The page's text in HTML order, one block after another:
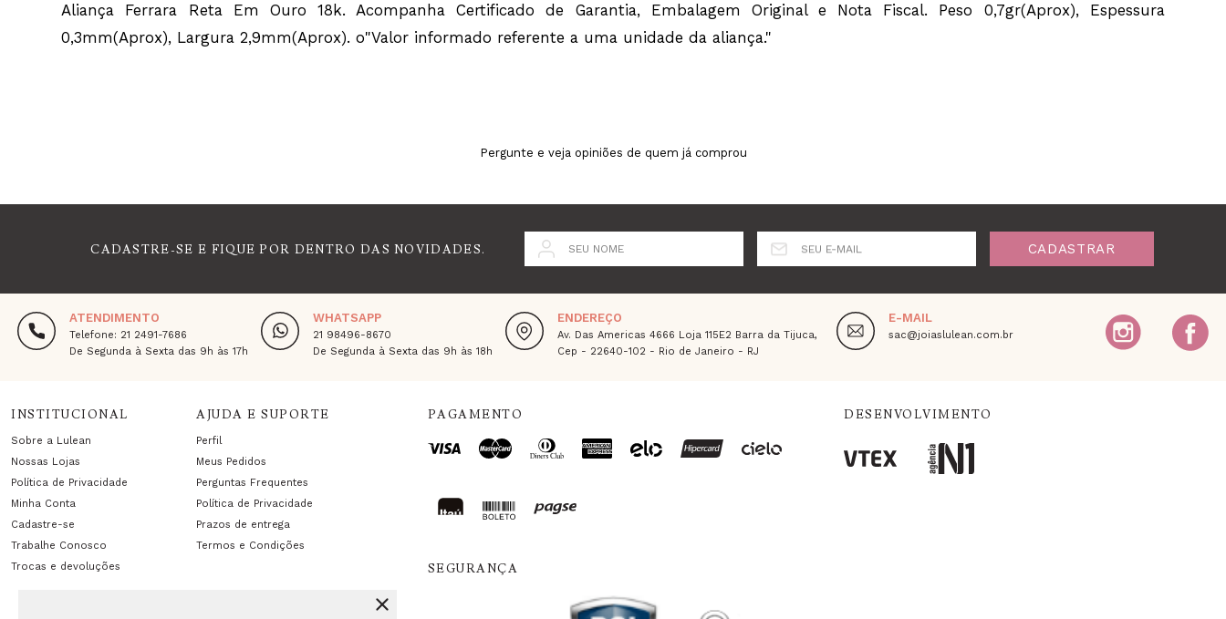
Aliança Ferrara Reta Em Ouro 18k. Acompanha Certificado de Garantia, Embalagem Original e Nota Fiscal. Peso 0,7gr(Aprox), Espessura
0,3mm(Aprox), Largura 2,9mm(Aprox). o"Valor informado referente a uma unidade da aliança."
Pergunte e veja opiniões de quem já comprou
CADASTRE-SE E FIQUE POR DENTRO DAS NOVIDADES. SEU NOME SEU E-MAIL CADASTRAR
ATENDIMENTO
Telefone: 21 2491-7686
De Segunda à Sexta das 9h às 17h
WHATSAPP
21 98496-8670
De Segunda à Sexta das 9h às 18h
ENDEREÇO
Av. Das Americas 4666 Loja 115E2 Barra da Tijuca,
Cep - 22640-102 - Rio de Janeiro - RJ
E-MAIL
sac@joiaslulean.com.br
INSTITUCIONAL
Sobre a Lulean
Nossas Lojas
Política de Privacidade
Minha Conta
Cadastre-se
Trabalhe Conosco
Trocas e devoluções
AJUDA E SUPORTE
Perfil
Meus Pedidos
Perguntas Frequentes
Política de Privacidade
Prazos de entrega
Termos e Condições
PAGAMENTO
SEGURANÇA
DESENVOLVIMENTO